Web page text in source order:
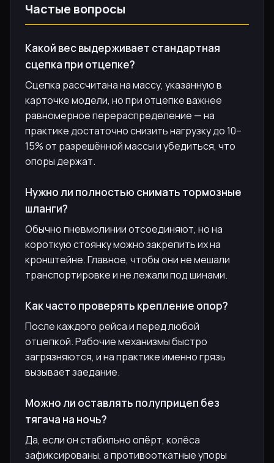
Частые вопросы
Какой вес выдерживает стандартная
сцепка при отцепке?
Сцепка рассчитана на массу, указанную в
карточке модели, но при отцепке важнее
равномерное перераспределение — на
практике достаточно снизить нагрузку до 10–
15% от разрешённой массы и убедиться, что
опоры держат.
Нужно ли полностью снимать тормозные
шланги?
Обычно пневмолинии отсоединяют, но на
короткую стоянку можно закрепить их на
кронштейне. Главное, чтобы они не мешали
транспортировке и не лежали под шинами.
Как часто проверять крепление опор?
После каждого рейса и перед любой
отцепкой. Рабочие механизмы быстро
загрязняются, и на практике именно грязь
вызывает заедание.
Можно ли оставлять полуприцеп без
тягача на ночь?
Да, если он стабильно опёрт, колёса
зафиксированы, а противооткатные упоры